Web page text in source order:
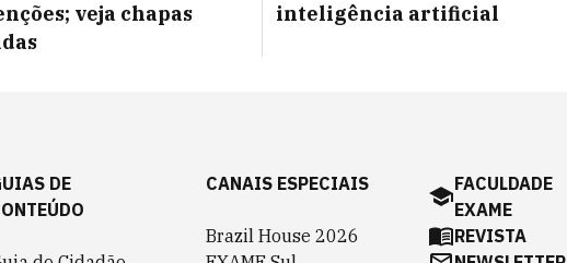
veja chapas
inteligência artificial
DE
CANAIS ESPECIAIS
Brazil House 2026
FACULDADE
EXAME
REVISTA